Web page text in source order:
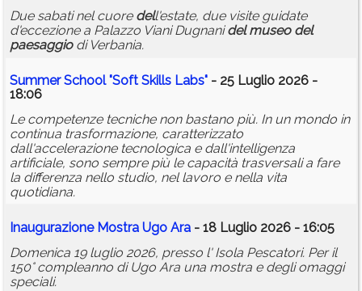
Due sabati nel cuore dell'estate, due visite guidate
d'eccezione a Palazzo Viani Dugnanidel museo del
paesaggiodi Verbania.
Summer School "Soft Skills Labs" - 25 Luglio 2026 -
18:06
Le competenze tecniche non bastano più. In un mondo in
continua trasformazione, caratterizzato
dall'accelerazione tecnologica e dall'intelligenza
artificiale, sono sempre più le capacità trasversali a fare
la differenza nello studio, nel lavoro e nella vita
quotidiana.
Inaugurazione Mostra Ugo Ara - 18 Luglio 2026 - 16:05
Domenica 19 luglio 2026, presso l' Isola Pescatori. Per il
150° compleanno di Ugo Ara una mostra e degli omaggi
speciali.